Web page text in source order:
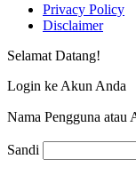
Privacy Policy
Disclaimer
Selamat Datang!
Login ke Akun Anda
Nama Pengguna atau
Sandi